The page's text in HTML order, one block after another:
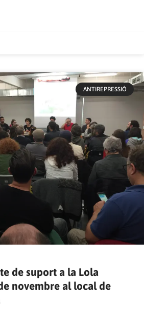
ANTIREPRESSIÓ
de suport a la Lola
novembre al local de